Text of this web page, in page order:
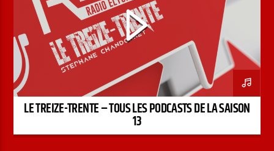
LE TREIZE-TRENTE – TOUS LES PODCASTS DE LA SAISON
13